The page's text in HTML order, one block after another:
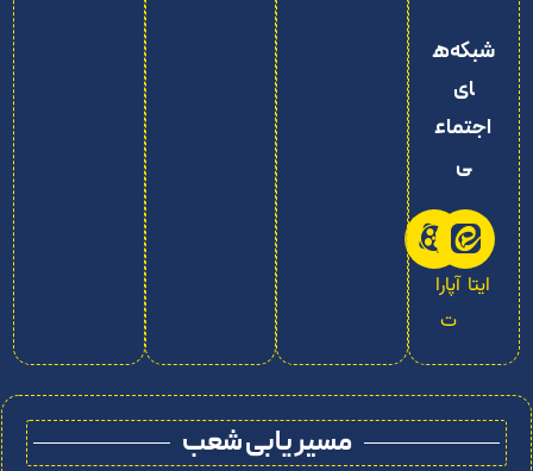
شبکه‌ه
ای
اجتماع
ی
آپارا
ت
ایتا
مسیر یابی شعب